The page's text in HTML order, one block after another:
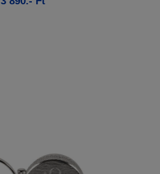
Kosárba